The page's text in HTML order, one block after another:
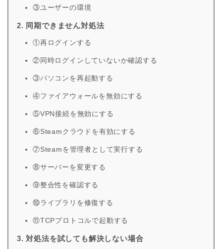
③ユーザーの環境
2. 同期できません対処法
①再ログインする
②同時ログインしていないか確認する
③パソコンを再起動する
④ファイアウォールを無効にする
⑤VPN接続を無効にする
⑥Steamクラウドを有効にする
⑦Steamを管理者として実行する
⑧サーバーを変更する
⑨整合性を確認する
⑩ライブラリを修復する
⑪TCPプロトコルで起動する
3. 対処法を試しても解決しない場合